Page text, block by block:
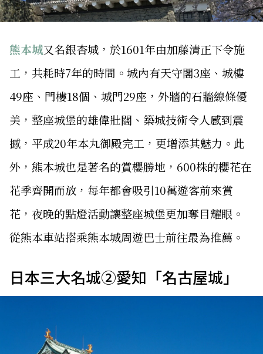
熊本城又名銀杏城，於1601年由加藤清正下令施
工，共耗時7年的時間。城內有天守閣3座、城樓
49座、門樓18個、城門29座，外牆的石牆線條優
美，整座城堡的雄偉壯闊、築城技術令人感到震
撼，平成20年本丸御殿完工，更增添其魅力。此
外，熊本城也是著名的賞櫻勝地，600株的櫻花在
花季齊開而放，每年都會吸引10萬遊客前來賞
花，夜晚的點燈活動讓整座城堡更加奪目耀眼。
從熊本車站搭乘熊本城周遊巴士前往最為推薦。
日本三大名城②愛知「名古屋城」